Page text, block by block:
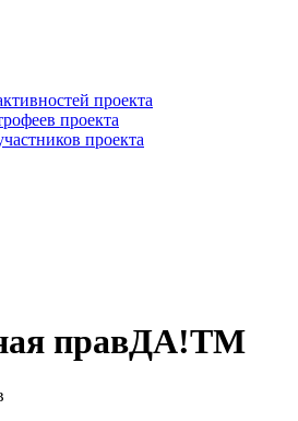
проекта
проекта
проекта
правДА!TM